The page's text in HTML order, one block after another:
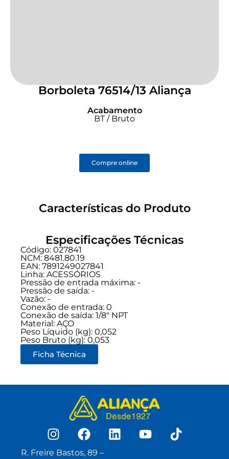
Borboleta 76514/13 Aliança
Acabamento
BT / Bruto
Compre online
Características do Produto
Especificações Técnicas
Código: 027841
NCM: 8481.80.19
EAN: 7891249027841
Linha: ACESSÓRIOS
Pressão de entrada máxima: -
Pressão de saída: -
Vazão: -
Conexão de entrada: 0
Conexão de saída: 1/8" NPT
Material: AÇO
Peso Líquido (kg): 0,052
Peso Bruto (kg): 0,053
Ficha Técnica
R. Freire Bastos, 89 –